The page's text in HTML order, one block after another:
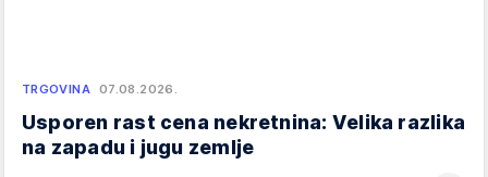
TRGOVINA 07.08.2026.
Usporen rast cena nekretnina: Velika razlika
na zapadu i jugu zemlje